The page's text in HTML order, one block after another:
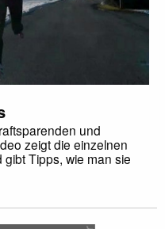
und
zeigt die einzelnen
Tipps, wie man sie